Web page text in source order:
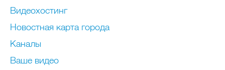
Видеохостинг
Новостная карта города
Каналы
Ваше видео